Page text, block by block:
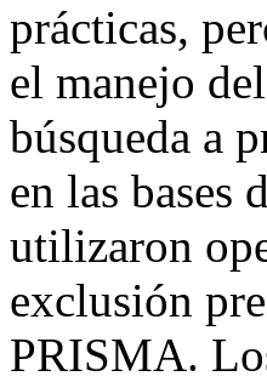
prácticas,
el manejo
búsqueda a
en las bases
utilizaron
exclusión
PRISMA.